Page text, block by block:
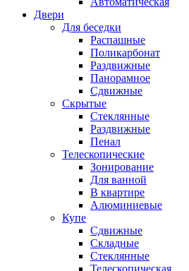
Двери
Для беседки
Распашные
Поликарбонат
Раздвижные
Панорамное
Сдвижные
Скрытые
Стеклянные
Раздвижные
Пенал
Телескопические
Зонирование
Для ванной
В квартире
Алюминиевые
Купе
Сдвижные
Складные
Стеклянные
Телескопическая